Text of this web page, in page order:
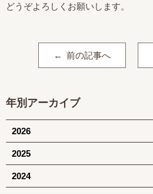
どうぞよろしくお願いします。
前の記事へ
年別アーカイブ
2026
2025
2024